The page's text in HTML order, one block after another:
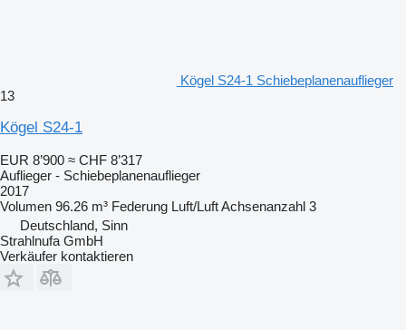
Kögel S24-1 Schiebeplanenauflieger
13
Kögel S24-1
EUR 8’900 ≈ CHF 8’317
Auflieger - Schiebeplanenauflieger
2017
Volumen 96.26 m³ Federung Luft/LuftAchsenanzahl 3
Deutschland, Sinn
Strahlnufa GmbH
Verkäufer kontaktieren